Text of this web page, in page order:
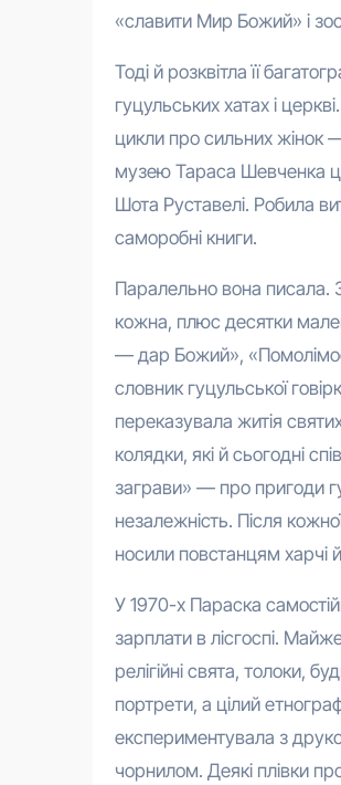
«славити Мир Божий» і
Тоді й розквітла її
гуцульських хатах і
цикли про сильних жінок
музею Тараса Шевченка
Шота Руставелі. Робила
саморобні книги.
Паралельно вона писала.
кожна, плюс десятки
— дар Божий»,
словник гуцульської
переказувала житія
колядки, які й сьогодні
заграви» — про пригоди
незалежність. Після
носили повстанцям харчі
У 1970-х Параска
зарплати в лісгоспі.
релігійні свята, толоки,
портрети, а цілий
експериментувала з
чорнилом. Деякі плівки